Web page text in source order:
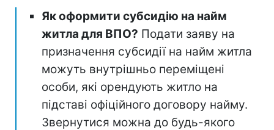
Як оформити субсидію на найм
житла для ВПО? Подати заяву на
призначення субсидії на найм житла
можуть внутрішньо переміщені
особи, які орендують житло на
підставі офіційного договору найму.
Звернутися можна до будь-якого